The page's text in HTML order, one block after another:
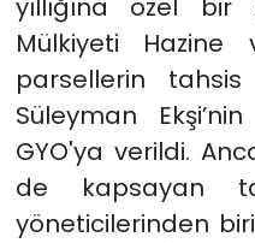
yıllığına özel
Mülkiyeti Hazine
parsellerin
Süleyman
GYO'ya verildi.
de kapsayan
yöneticilerinden